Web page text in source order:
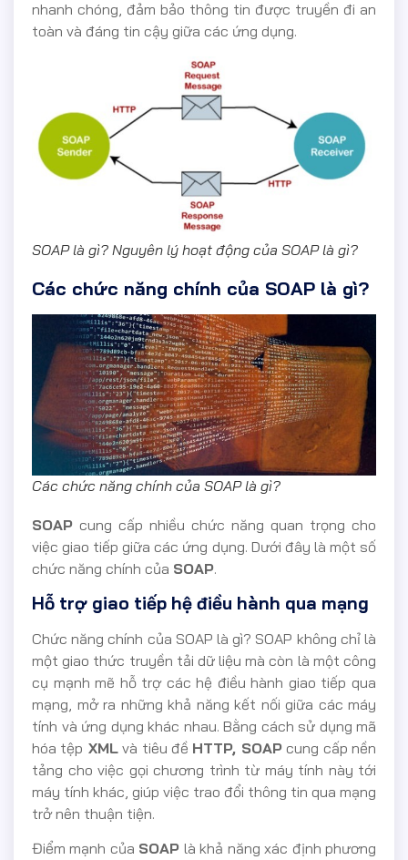
nhanh chóng, đảm bảo thông tin được truyền đi an
toàn và đáng tin cậy giữa các ứng dụng.
SOAP là gì? Nguyên lý hoạt động của SOAP là gì?
Các chức năng chính của SOAP là gì?
Các chức năng chính của SOAP là gì?
SOAP cung cấp nhiều chức năng quan trọng cho
việc giao tiếp giữa các ứng dụng. Dưới đây là một số
chức năng chính của SOAP.
Hỗ trợ giao tiếp hệ điều hành qua mạng
Chức năng chính của SOAP là gì? SOAP không chỉ là
một giao thức truyền tải dữ liệu mà còn là một công
cụ mạnh mẽ hỗ trợ các hệ điều hành giao tiếp qua
mạng, mở ra những khả năng kết nối giữa các máy
tính và ứng dụng khác nhau. Bằng cách sử dụng mã
hóa tệp XMLvà tiêu đề HTTP, SOAPcung cấp nền
tảng cho việc gọi chương trình từ máy tính này tới
máy tính khác, giúp việc trao đổi thông tin qua mạng
trở nên thuận tiện.
Điểm mạnh của SOAP là khả năng xác định phương